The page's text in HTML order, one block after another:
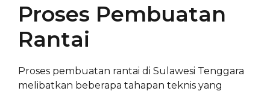
Proses Pembuatan
Rantai
Proses pembuatan rantai di Sulawesi Tenggara
melibatkan beberapa tahapan teknis yang